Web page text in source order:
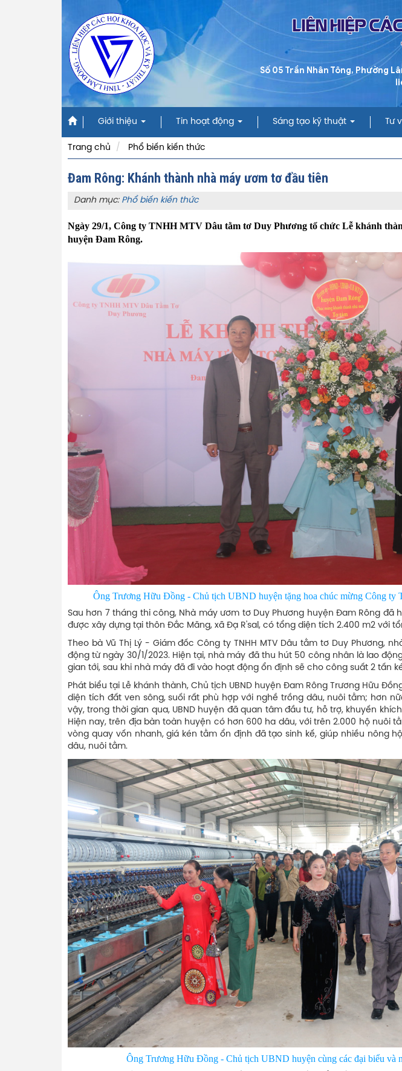
LIÊN HIỆP
Số 05 Trần Nhân Tông, Phường
Giới thiệu Tin hoạt động Sáng tạo kỹ thuật Tư
Trang chủ Phổ biến kiến thức
Đam Rông: Khánh thành nhà máy ươm tơ đầu tiên
Danh mục: Phổ biến kiến thức
Ngày 29/1, Công ty TNHH MTV Dâu tằm tơ Duy Phương tổ chức Lễ khánh
huyện Đam Rông.
Ông Trương Hữu Đồng - Chủ tịch UBND huyện tặng hoa chúc mừng Công
Sau hơn 7 tháng thi công, Nhà máy ươm tơ Duy Phương huyện Đam Rông đã
được xây dựng tại thôn Đắc Măng, xã Đạ R'sal, có tổng diện tích 2.400 m2 với
Theo bà Vũ Thị Lý - Giám đốc Công ty TNHH MTV Dâu tằm tơ Duy Phương,
động từ ngày 30/1/2023. Hiện tại, nhà máy đã thu hút 50 công nhân là lao
gian tới, sau khi nhà máy đã đi vào hoạt động ổn định sẽ cho công suất 2 tấn
Phát biểu tại Lễ khánh thành, Chủ tịch UBND huyện Đam Rông Trương Hữu
diện tích đất ven sông, suối rất phù hợp với nghề trồng dâu, nuôi tằm; hơn
vậy, trong thời gian qua, UBND huyện đã quan tâm đầu tư, hỗ trợ, khuyến
Hiện nay, trên địa bàn toàn huyện có hơn 600 ha dâu, với trên 2.000 hộ nuôi
vòng quay vốn nhanh, giá kén tằm ổn định đã tạo sinh kế, giúp nhiều nông
dâu, nuôi tằm.
Ông Trương Hữu Đồng - Chủ tịch UBND huyện cùng các đại biểu và